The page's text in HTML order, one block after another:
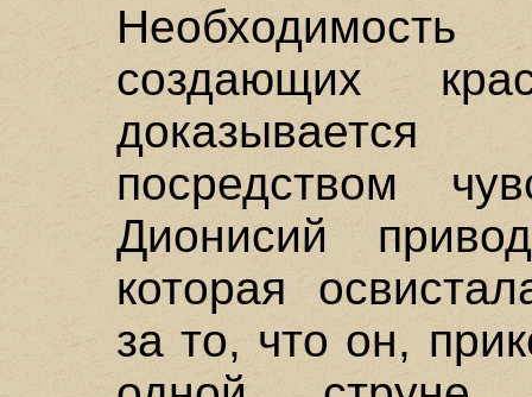
создающих
посредством
Дионисий
которая
за то, что он,